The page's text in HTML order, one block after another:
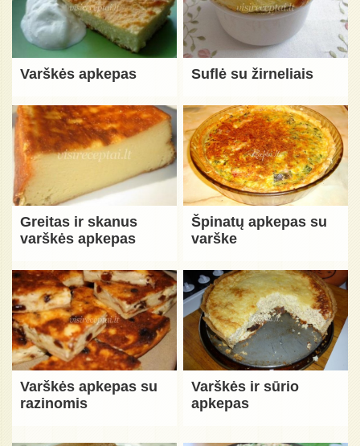
Varškės apkepas Suflė su žirneliais
Greitas ir skanus
varškės apkepas
Špinatų apkepas su
varške
Varškės apkepas su
razinomis
Varškės ir sūrio
apkepas